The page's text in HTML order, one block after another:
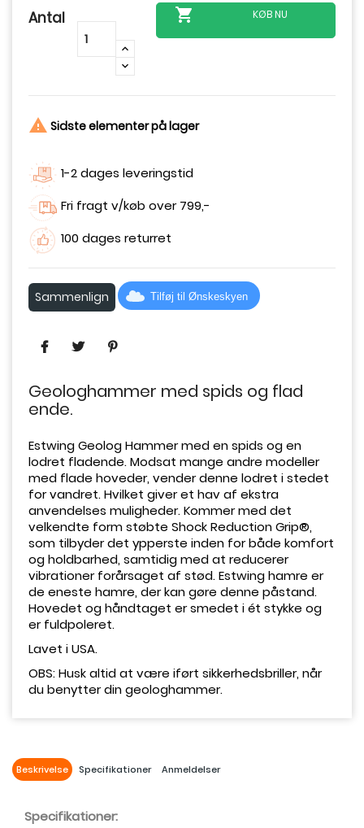
Antal  KØB NU
 Sidste elementer på lager
1-2 dages leveringstid
Fri fragt v/køb over 799,-
100 dages returret
Sammenlign Tilføj til Ønskeskyen
Geologhammer med spids og flad
ende.
Estwing Geolog Hammer med en spids og en
lodret fladende. Modsat mange andre modeller
med flade hoveder, vender denne lodret i stedet
for vandret. Hvilket giver et hav af ekstra
anvendelses muligheder. Kommer med det
velkendte form støbte Shock Reduction Grip®,
som tilbyder det ypperste inden for både komfort
og holdbarhed, samtidig med at reducerer
vibrationer forårsaget af stød. Estwing hamre er
de eneste hamre, der kan gøre denne påstand.
Hovedet og håndtaget er smedet i ét stykke og
er fuldpoleret.
Lavet i USA.
OBS: Husk altid at være iført sikkerhedsbriller, når
du benytter din geologhammer.
Beskrivelse Specifikationer Anmeldelser
Specifikationer: